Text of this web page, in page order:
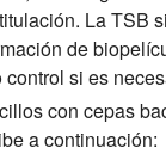
La TSB
de
si es
con cepas
a continuación: